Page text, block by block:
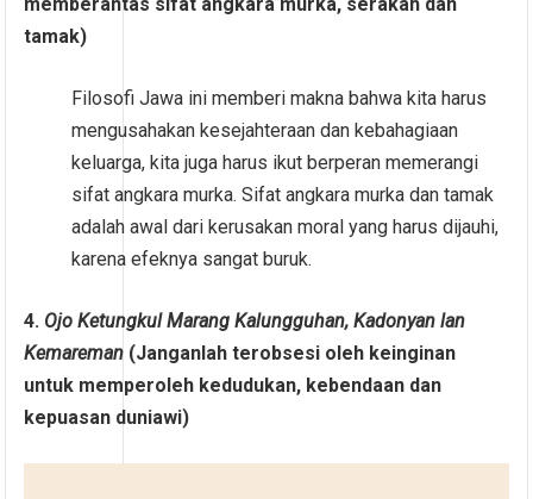
memberantas sifat angkara murka, serakah dan
tamak)
Filosofi Jawa ini memberi makna bahwa kita harus
mengusahakan kesejahteraan dan kebahagiaan
keluarga, kita juga harus ikut berperan memerangi
sifat angkara murka. Sifat angkara murka dan tamak
adalah awal dari kerusakan moral yang harus dijauhi,
karena efeknya sangat buruk.
4. Ojo Ketungkul Marang Kalungguhan, Kadonyan lan
Kemareman (Janganlah terobsesi oleh keinginan
untuk memperoleh kedudukan, kebendaan dan
kepuasan duniawi)